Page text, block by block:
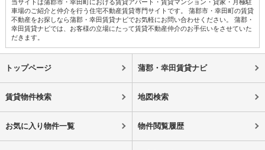
当サイトは蒲郡市・幸田町における賃貸アパート・賃貸マンション・貸家・月極駐
車場のご紹介と仲介を行う住宅不動産賃貸専門サイトです。 蒲郡市・幸田町の賃貸
不動産をお探しなら蒲郡・幸田賃貸ナビでお気軽にお問い合わせください。 蒲郡・
幸田賃貸ナビでは、お客様の立場にたって賃貸不動産仲介のお手伝いをさせていた
だきます。
トップページ 蒲郡・幸田賃貸ナビ
賃貸物件検索 地図検索
お気に入り物件一覧 物件閲覧履歴